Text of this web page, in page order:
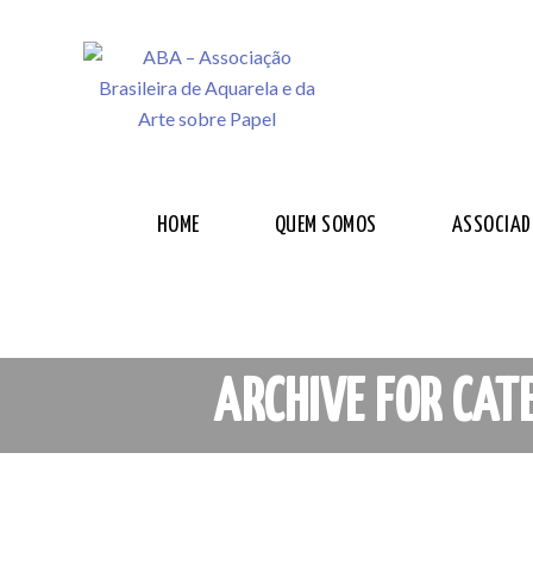
HOME QUEM SOMOS
ARCHIVE FOR